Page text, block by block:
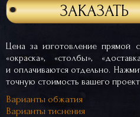
ЗАКАЗАТЬ
Цена за изготовление прямой
«окраска», «столбы»,
и оплачиваются отдельно.
точную стоимость вашего
Варианты обжатия
Варианты тиснения